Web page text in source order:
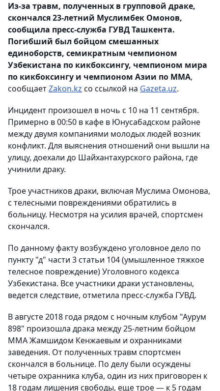
Из-за травм, полученных в групповой драке,
скончался 23-летний Муслимбек Омонов,
сообщила пресс-служба ГУВД Ташкента.
Погибший был бойцом смешанных
единоборств, семикратным чемпионом
Узбекистана по кикбоксингу, чемпионом мира
по кикбоксингу и чемпионом Азии по ММA,
сообщаетZakon.kz со ссылкой на Gazeta.uz.
Инцидент произошел в ночь с 10 на 11 сентября.
Примерно в 00:50 в кафе в Юнусабадском районе
между двумя компаниями молодых людей возник
конфликт. Для выяснения отношений они вышли на
улицу, доехали до Шайхантахурского района, где
учинили драку.
Трое участников драки, включая Муслима Омонова,
с телесными повреждениями обратились в
больницу. Несмотря на усилия врачей, спортсмен
скончался.
По данному факту возбуждено уголовное дело по
пункту "д" части 3 статьи 104 (умышленное тяжкое
телесное повреждение) Уголовного кодекса
Узбекистана. Все участники драки установлены,
ведется следствие, отметила пресс-служба ГУВД.
В августе 2018 года рядом с ночным клубом "Аурум
898" произошла драка между 25-летним бойцом
ММА Жамшидом Кенжаевым и охранниками
заведения. От полученных травм спортсмен
скончался в больнице. По делу были осуждены
четыре охранника клуба, один из них приговорен к
18 годам лишения свободы, еще трое — к 5 годам